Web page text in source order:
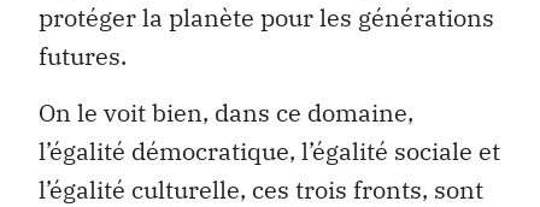
protéger la planète pour les générations
futures.
On le voit bien, dans ce domaine,
l’égalité démocratique, l’égalité sociale et
l’égalité culturelle, ces trois fronts, sont